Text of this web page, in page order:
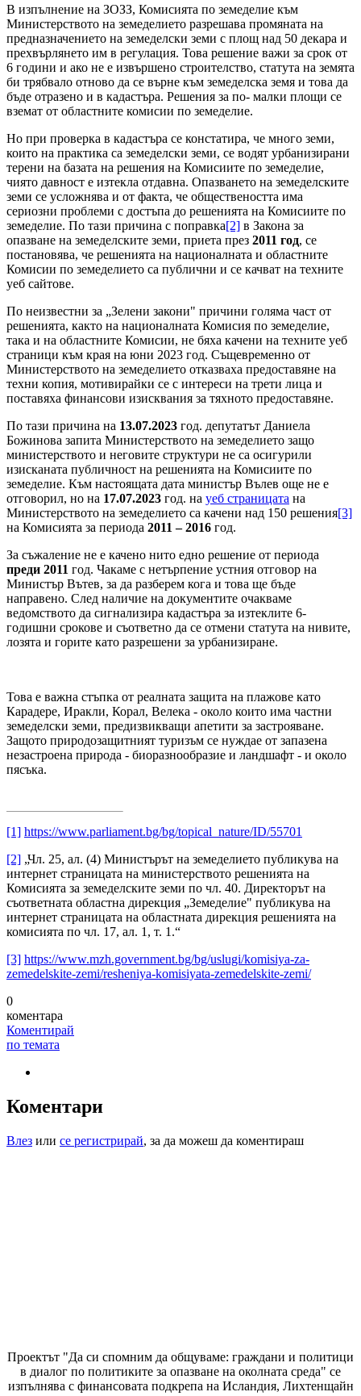
В изпълнение на ЗОЗЗ, Комисията по земеделие към
Министерството на земеделието разрешава промяната на
предназначението на земеделски земи с площ над 50 декара и
прехвърлянето им в регулация. Това решение важи за срок от
6 години и ако не е извършено строителство, статута на земята
би трябвало отново да се върне към земеделска земя и това да
бъде отразено и в кадастъра. Решения за по- малки площи се
вземат от областните комисии по земеделие.
Но при проверка в кадастъра се констатира, че много земи,
които на практика са земеделски земи, се водят урбанизирани
терени на базата на решения на Комисиите по земеделие,
чиято давност е изтекла отдавна. Опазването на земеделските
земи се усложнява и от факта, че обществеността има
сериозни проблеми с достъпа до решенията на Комисиите по
земеделие. По тази причина с поправка[2] в Закона за
опазване на земеделските земи, приета през 2011 год, се
постановява, че решенията на националната и областните
Комисии по земеделието са публични и се качват на техните
уеб сайтове.
По неизвестни за „Зелени закони" причини голяма част от
решенията, както на националната Комисия по земеделие,
така и на областните Комисии, не бяха качени на техните уеб
страници към края на юни 2023 год. Същевременно от
Министерството на земеделието отказваха предоставяне на
техни копия, мотивирайки се с интереси на трети лица и
поставяха финансови изисквания за тяхното предоставяне.
По тази причина на 13.07.2023 год. депутатът Даниела
Божинова запита Министерството на земеделието защо
министерството и неговите структури не са осигурили
изисканата публичност на решенията на Комисиите по
земеделие. Към настоящата дата министър Вълев още не е
отговорил, но на 17.07.2023 год. на уеб страницата на
Министерството на земеделието са качени над 150 решения[3]
на Комисията за периода 2011 – 2016 год.
За съжаление не е качено нито едно решение от периода
преди 2011 год. Чакаме с нетърпение устния отговор на
Министър Вътев, за да разберем кога и това ще бъде
направено. След наличие на документите очакваме
ведомството да сигнализира кадастъра за изтеклите 6-
годишни срокове и съответно да се отмени статута на нивите,
лозята и горите като разрешени за урбанизиране.
Това е важна стъпка от реалната защита на плажове като
Карадере, Иракли, Корал, Велека - около които има частни
земеделски земи, предизвикващи апетити за застрояване.
Защото природозащитният туризъм се нуждае от запазена
незастроена природа - биоразнообразие и ландшафт - и около
пясъка.
[1] https://www.parliament.bg/bg/topical_nature/ID/55701
[2] „Чл. 25, ал. (4) Министърът на земеделието публикува на
интернет страницата на министерството решенията на
Комисията за земеделските земи по чл. 40. Директорът на
съответната областна дирекция „Земеделие" публикува на
интернет страницата на областната дирекция решенията на
комисията по чл. 17, ал. 1, т. 1.“
[3] https://www.mzh.government.bg/bg/uslugi/komisiya-za-
zemedelskite-zemi/resheniya-komisiyata-zemedelskite-zemi/
0
коментара
Коментирай
по темата
Коментари
Влез или се регистрирай, за да можеш да коментираш
Проектът "Да си спомним да общуваме: граждани и политици
в диалог по политиките за опазване на околната среда" се
изпълнява с финансовата подкрепа на Исландия, Лихтенщайн